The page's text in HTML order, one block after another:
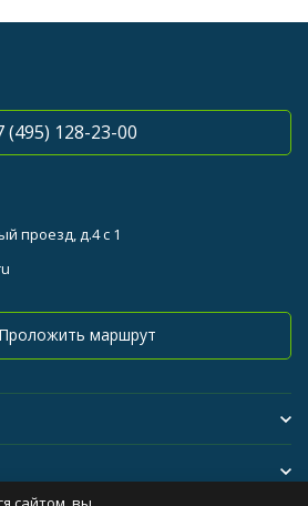
(495) 128-23-00
проезд, д.4 с 1
Проложить маршрут